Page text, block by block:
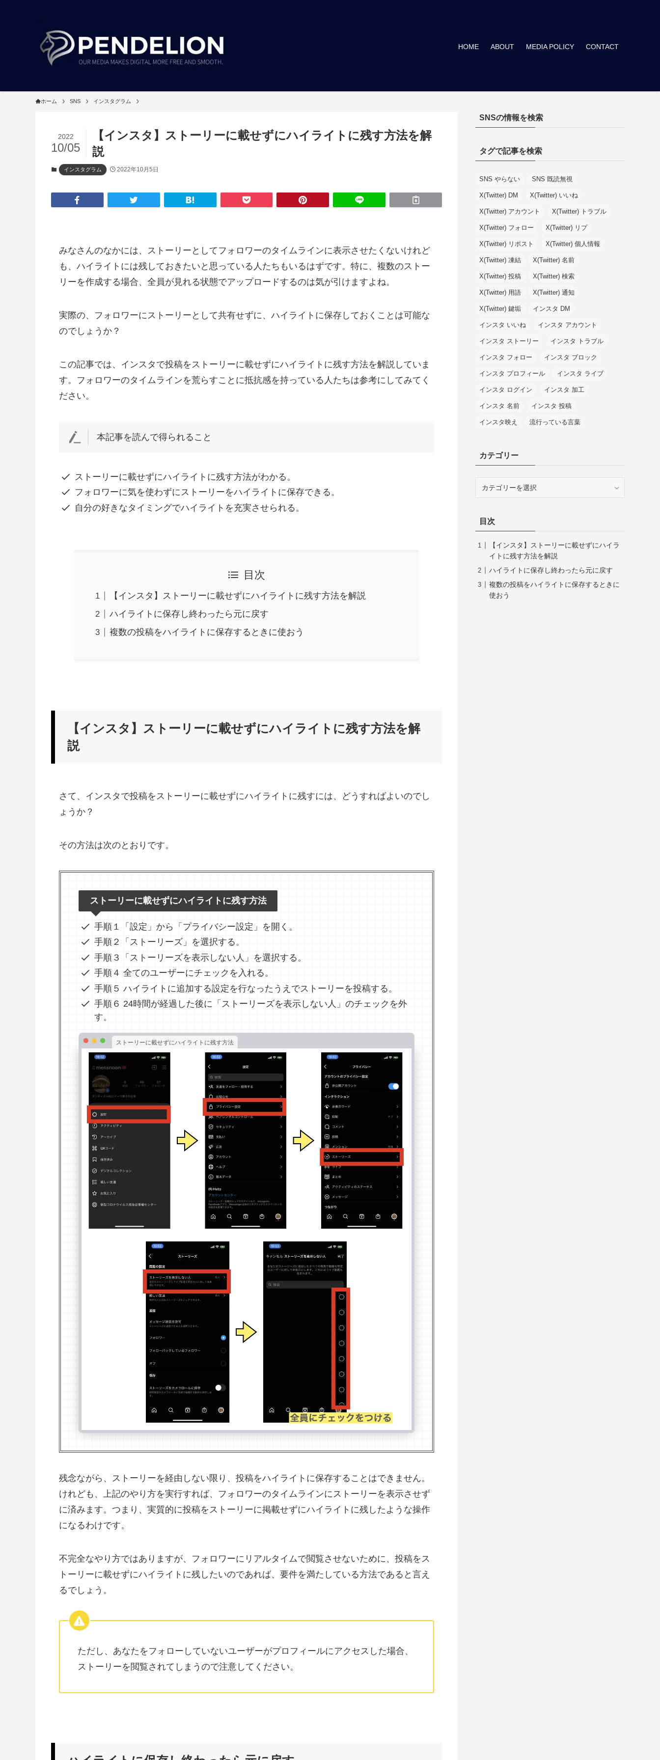
HOME ABOUT MEDIA POLICY CONTACT
ホーム SNS インスタグラム
【インスタ】ストーリーに載せずにハイライトに残す方法を解
説
2022
10/05
インスタグラム 2022年10月5日
みなさんのなかには、ストーリーとしてフォロワーのタイムラインに表示させたくないけれど
も、ハイライトには残しておきたいと思っている人たちもいるはずです。特に、複数のストー
リーを作成する場合、全員が見れる状態でアップロードするのは気が引けますよね。
実際の、フォロワーにストーリーとして共有せずに、ハイライトに保存しておくことは可能な
のでしょうか？
この記事では、インスタで投稿をストーリーに載せずにハイライトに残す方法を解説していま
す。フォロワーのタイムラインを荒らすことに抵抗感を持っている人たちは参考にしてみてく
ださい。
本記事を読んで得られること
ストーリーに載せずにハイライトに残す方法がわかる。
フォロワーに気を使わずにストーリーをハイライトに保存できる。
自分の好きなタイミングでハイライトを充実させられる。
目次
【インスタ】ストーリーに載せずにハイライトに残す方法を解説
ハイライトに保存し終わったら元に戻す
複数の投稿をハイライトに保存するときに使おう
【インスタ】ストーリーに載せずにハイライトに残す方法を解
説
さて、インスタで投稿をストーリーに載せずにハイライトに残すには、どうすればよいのでし
ょうか？
その方法は次のとおりです。
ストーリーに載せずにハイライトに残す方法
手順１「設定」から「プライバシー設定」を開く。
手順２「ストーリーズ」を選択する。
手順３「ストーリーズを表示しない人」を選択する。
手順４ 全てのユーザーにチェックを入れる。
手順５ ハイライトに追加する設定を行なったうえでストーリーを投稿する。
手順６ 24時間が経過した後に「ストーリーズを表示しない人」のチェックを外
す。
ストーリーに載せずにハイライトに残す方法
残念ながら、ストーリーを経由しない限り、投稿をハイライトに保存することはできません。
けれども、上記のやり方を実行すれば、フォロワーのタイムラインにストーリーを表示させず
に済みます。つまり、実質的に投稿をストーリーに掲載せずにハイライトに残したような操作
になるわけです。
不完全なやり方ではありますが、フォロワーにリアルタイムで閲覧させないために、投稿をス
トーリーに載せずにハイライトに残したいのであれば、要件を満たしている方法であると言え
るでしょう。
ただし、あなたをフォローしていないユーザーがプロフィールにアクセスした場合、
ストーリーを閲覧されてしまうので注意してください。
SNSの情報を検索
タグで記事を検索
SNS やらない SNS 既読無視
X(Twitter) DM X(Twitter) いいね
X(Twitter) アカウント X(Twitter) トラブル
X(Twitter) フォロー X(Twitter) リプ
X(Twitter) リポスト X(Twitter) 個人情報
X(Twitter) 凍結 X(Twitter) 名前
X(Twitter) 投稿 X(Twitter) 検索
X(Twitter) 用語 X(Twitter) 通知
X(Twitter) 鍵垢 インスタ DM
インスタ いいね インスタ アカウント
インスタ ストーリー インスタ トラブル
インスタ フォロー インスタ ブロック
インスタ プロフィール インスタ ライブ
インスタ ログイン インスタ 加工
インスタ 名前 インスタ 投稿
インスタ映え 流行っている言葉
カテゴリー
ー目次
【インスタ】ストーリーに載せずにハイラ
イトに残す方法を解説
ハイライトに保存し終わったら元に戻す
複数の投稿をハイライトに保存するときに
使おう